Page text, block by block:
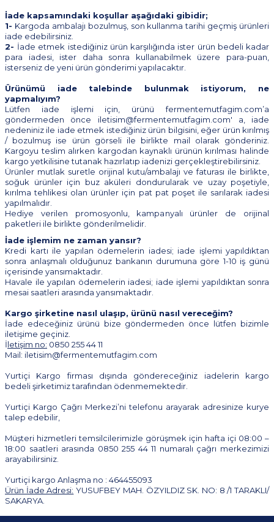
İade kapsamındaki koşullar aşağıdaki gibidir;
1- Kargoda ambalajı bozulmuş, son kullanma tarihi geçmiş ürünleri
iade edebilirsiniz.
2- İade etmek istediğiniz ürün karşılığında ister ürün bedeli kadar
para iadesi, ister daha sonra kullanabilmek üzere para-puan,
isterseniz de yeni ürün gönderimi yapılacaktır.
Ürünümü iade talebinde bulunmak istiyorum, ne
yapmalıyım?
Lütfen iade işlemi için, ürünü fermentemutfagim.com’a
göndermeden önce iletisim@fermentemutfagim.com' a, iade
nedeniniz ile iade etmek istediğiniz ürün bilgisini, eğer ürün kırılmış
/ bozulmuş ise ürün görseli ile birlikte mail olarak gönderiniz.
Kargoyu teslim alırken kargodan kaynaklı ürünün kırılması halinde
kargo yetkilisine tutanak hazırlatıp iadenizi gerçekleştirebilirsiniz.
Ürünler mutlak suretle orijinal kutu/ambalajı ve faturası ile birlikte,
soğuk ürünler için buz aküleri dondurularak ve uzay poşetiyle,
kırılma tehlikesi olan ürünler için pat pat poşet ile sarılarak iadesi
yapılmalıdır.
Hediye verilen promosyonlu, kampanyalı ürünler de orijinal
paketleri ile birlikte gönderilmelidir.
İade işlemim ne zaman yansır?
Kredi kartı ile yapılan ödemelerin iadesi; iade işlemi yapıldıktan
sonra anlaşmalı olduğunuz bankanın durumuna göre 1-10 iş günü
içerisinde yansımaktadır.
Havale ile yapılan ödemelerin iadesi; iade işlemi yapıldıktan sonra
mesai saatleri arasında yansımaktadır.
Kargo şirketine nasıl ulaşıp, ürünü nasıl vereceğim?
İade edeceğiniz ürünü bize göndermeden önce lütfen bizimle
iletişime geçiniz.
İletişim no: 0850 255 44 11
Mail: iletisim@fermentemutfagim.com
Yurtiçi Kargo firması dışında göndereceğiniz iadelerin kargo
bedeli şirketimiz tarafından ödenmemektedir.
Yurtiçi Kargo Çağrı Merkezi’ni telefonu arayarak adresinize kurye
talep edebilir,
Müşteri hizmetleri temsilcilerimizle görüşmek için hafta içi 08:00 –
18:00 saatleri arasında 0850 255 44 11 numaralı çağrı merkezimizi
arayabilirsiniz.
Yurtiçi kargo Anlaşma no : 464455093
Ürün İade Adresi: YUSUFBEY MAH. ÖZYILDIZ SK. NO: 8 /1 TARAKLI/
SAKARYA